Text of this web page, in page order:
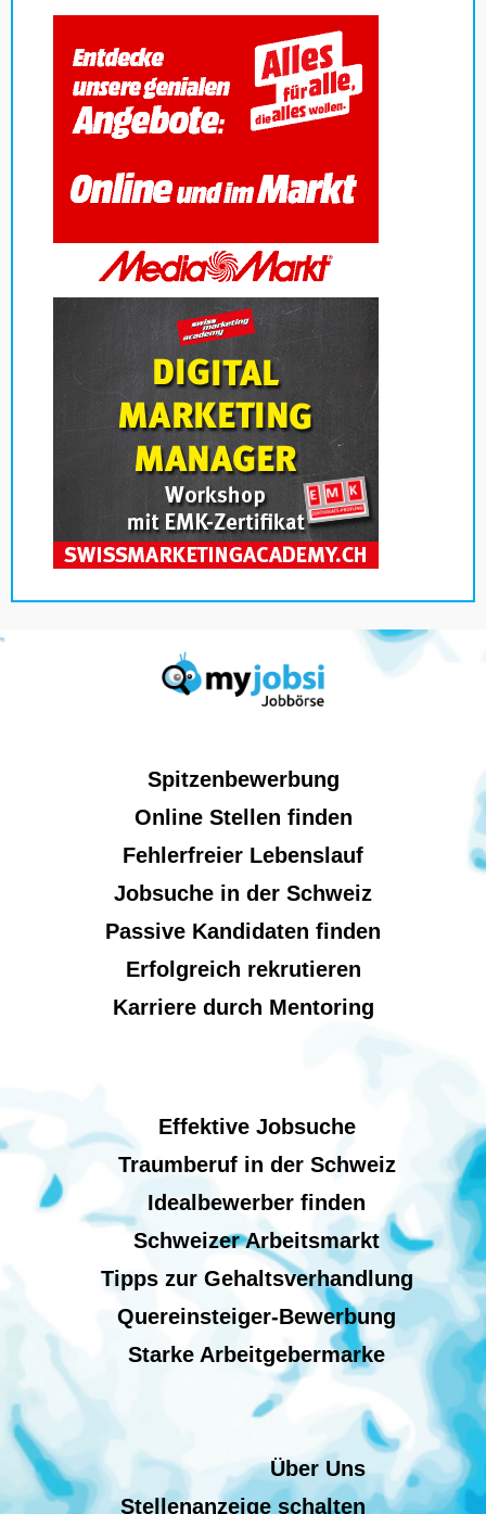
Spitzenbewerbung
Online Stellen finden
Fehlerfreier Lebenslauf
Jobsuche in der Schweiz
Passive Kandidaten finden
Erfolgreich rekrutieren
Karriere durch Mentoring
Effektive Jobsuche
Traumberuf in der Schweiz
Idealbewerber finden
Schweizer Arbeitsmarkt
Tipps zur Gehaltsverhandlung
Quereinsteiger-Bewerbung
Starke Arbeitgebermarke
Über Uns
Stellenanzeige schalten